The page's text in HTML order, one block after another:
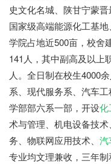
史文化名城、陕甘宁蒙
国家级高端能源化工基地
学院占地近500亩，校舍
141人，其中副高及以上
人。全日制在校生4000
系、现代服务系、汽车
学部部六系一部，开设化
术与管理、机电设备技
务、物联网应用技术、 汽
专业均文理兼收，三年制